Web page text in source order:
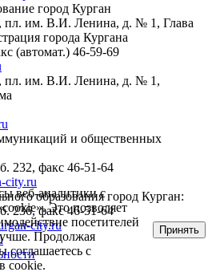
город Курган
пл. им. В.И. Ленина, д. № 1, Глава
города Кургана
(автомат.) 46-59-69
пл. им. В.И. Ленина, д. № 1,
и общественных
232, факс 46-51-64
city.ru
образования город Курган:
236, факс 46-51-64
city.ru
веб-аналитики с
Это позволяет
посетителей
Продолжая
соглашаетесь с
cookie.
Принять